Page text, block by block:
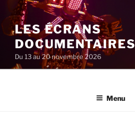
au
contenu
principal
LES ÉCRANS
DOCUMENTAIRES
Du 13 au 20 novembre 2026
Menu